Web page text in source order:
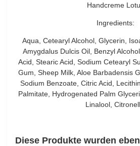
Handcreme
Ingredients:
Aqua, Cetearyl Alcohol, Glycerin,
Amygdalus Dulcis Oil, Benzyl
Acid, Stearic Acid, Sodium Cetearyl
Gum, Sheep Milk, Aloe Barbadensis
Sodium Benzoate, Citric Acid,
Palmitate, Hydrogenated Palm
Linalool,
Diese Produkte wurden